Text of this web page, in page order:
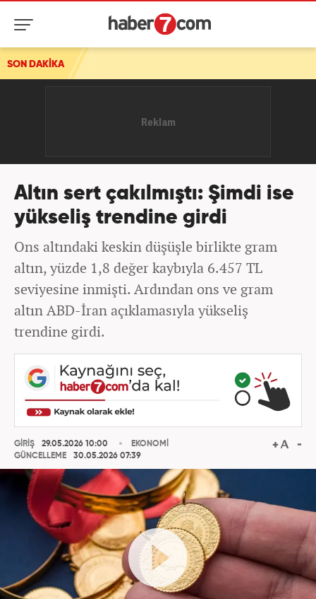
SON DAKİKA
Altın sert çakılmıştı: Şimdi ise
yükseliş trendine girdi
Ons altındaki keskin düşüşle birlikte gram
altın, yüzde 1,8 değer kaybıyla 6.457 TL
seviyesine inmişti. Ardından ons ve gram
altın ABD-İran açıklamasıyla yükseliş
trendine girdi.
GİRİŞ
29.05.2026 10:00
GÜNCELLEME
30.05.2026 07:39
EKONOMİ